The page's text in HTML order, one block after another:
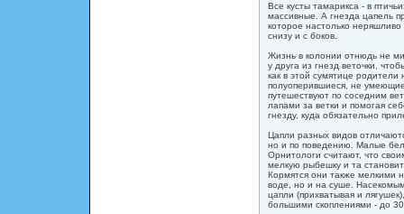
Все кусты тамарикса - в
массивные. А гнезда цапель
которое настолько
снизу и с боков.
Жизнь в колонии отнюдь не
у друга из гнезд веточки,
как в этой сумятице родители
полуоперившиеся, не
путешествуют по соседним
лапами за ветки и помогая
гнезду, куда обязательно
Цапли разных видов
но и по поведению. Малые
Орнитологи считают, что
мелкую рыбешку и та
Кормятся они также мелкими
воде, но и на суше.
цапли (прихватывая и
большими скоплениями - до